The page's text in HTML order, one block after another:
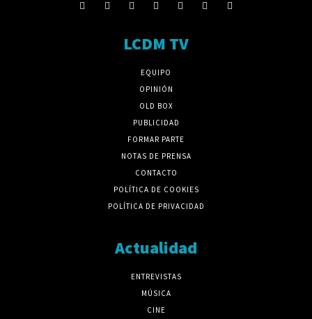
LCDM TV
EQUIPO
OPINIÓN
OLD BOX
PUBLICIDAD
FORMAR PARTE
NOTAS DE PRENSA
CONTACTO
POLÍTICA DE COOKIES
POLÍTICA DE PRIVACIDAD
Actualidad
ENTREVISTAS
MÚSICA
CINE